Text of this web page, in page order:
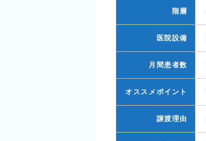
階層
医院設備
月間患者数
オススメポイント
譲渡理由